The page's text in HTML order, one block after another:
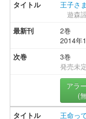
王子さ
遊森
2巻
2014年
3巻
発売未
アラ
(
王命っ